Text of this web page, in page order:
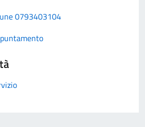
0793403104